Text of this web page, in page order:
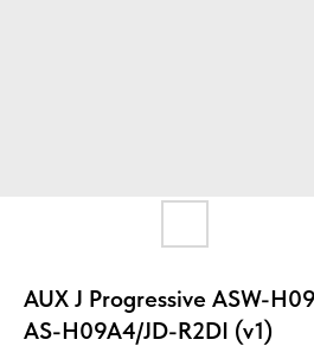
AUX J Progressive ASW-
AS-H09A4/JD-R2DI (v1)